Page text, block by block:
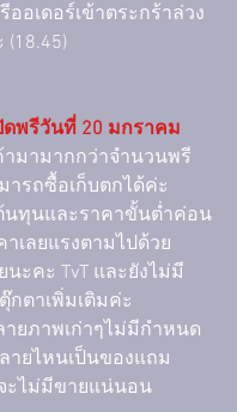
ออเดอร์เข้าตระกร้าล่วง
พรีวันที่ 20 มกราคม
ามามากกว่าจำนวนพรี
ารถซื้อเก็บตกได้ค่ะ
าเลยแรงตามไปด้วย
ะคะ TvT และยังไม่มี
ตาเพิ่มเติมค่ะ
ยภาพเก่าๆไม่มีกำหนด
ายไหนเป็นของแถม
ะไม่มีขายแน่นอน